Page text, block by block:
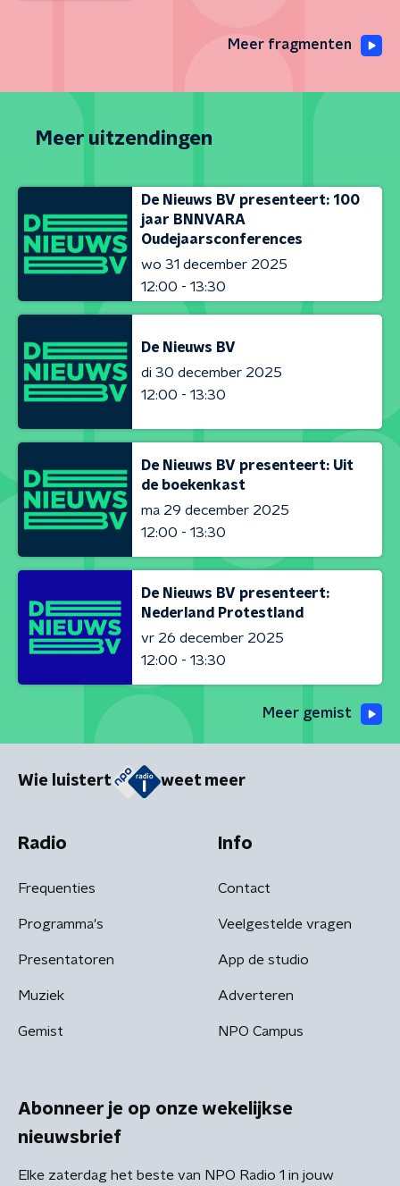
Meer fragmenten
Meer uitzendingen
De Nieuws BV presenteert: 100
jaar BNNVARA
Oudejaarsconferences
wo 31 december 2025
12:00 - 13:30
De Nieuws BV
di 30 december 2025
12:00 - 13:30
De Nieuws BV presenteert: Uit
de boekenkast
ma 29 december 2025
12:00 - 13:30
De Nieuws BV presenteert:
Nederland Protestland
vr 26 december 2025
12:00 - 13:30
Meer gemist
Wie luistert weet meer
Radio
Frequenties
Programma's
Presentatoren
Muziek
Gemist
Info
Contact
Veelgestelde vragen
App de studio
Adverteren
NPO Campus
Abonneer je op onze wekelijkse
nieuwsbrief
Elke zaterdag het beste van NPO Radio 1 in jouw